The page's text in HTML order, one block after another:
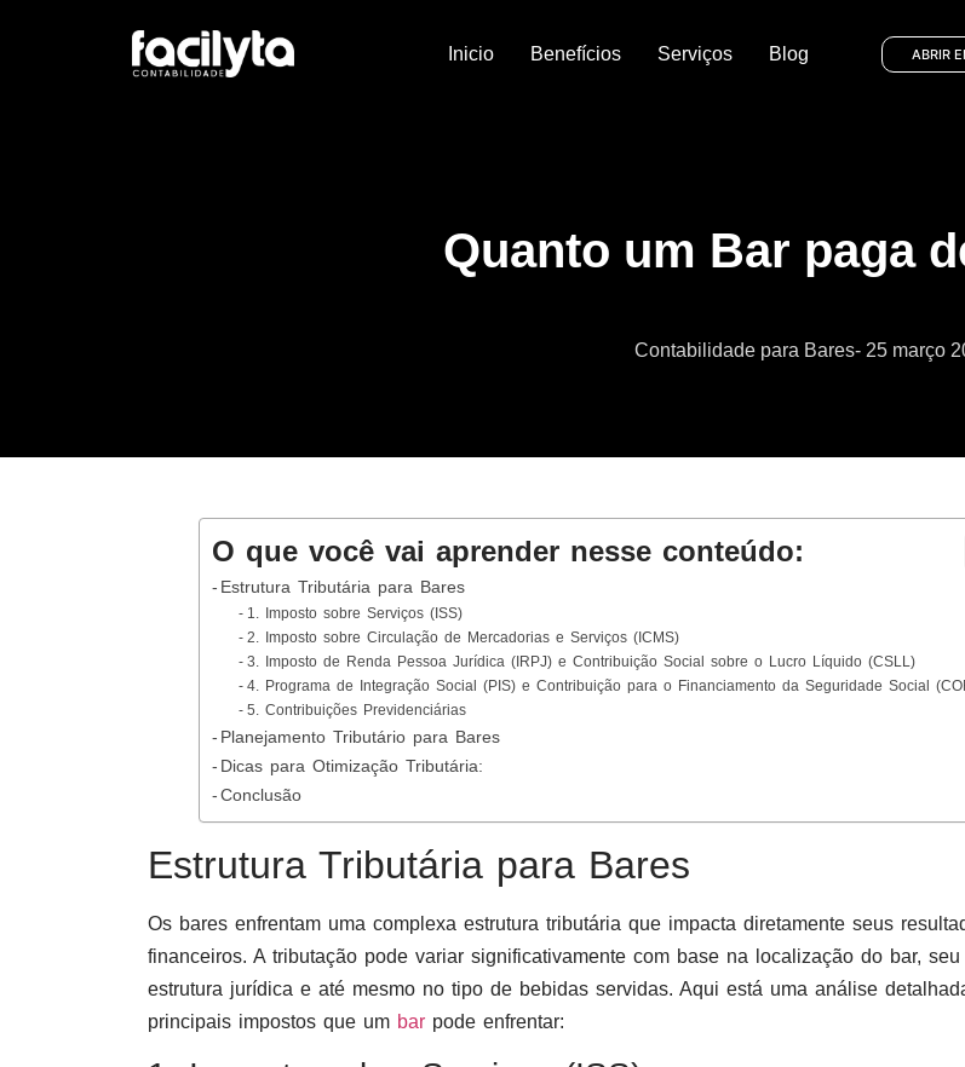
Inicio Benefícios Serviços Blog ABRIR
Quanto um Bar paga
Contabilidade para Bares- 25 março
O que você vai aprender nesse conteúdo:
Estrutura Tributária para Bares
1. Imposto sobre Serviços (ISS)
2. Imposto sobre Circulação de Mercadorias e Serviços (ICMS)
3. Imposto de Renda Pessoa Jurídica (IRPJ) e Contribuição Social sobre o Lucro Líquido (CSLL)
4. Programa de Integração Social (PIS) e Contribuição para o Financiamento da Seguridade Social
5. Contribuições Previdenciárias
Planejamento Tributário para Bares
Dicas para Otimização Tributária:
Conclusão
Estrutura Tributária para Bares
Os bares enfrentam uma complexa estrutura tributária que impacta diretamente seus
financeiros. A tributação pode variar significativamente com base na localização do bar, seu
estrutura jurídica e até mesmo no tipo de bebidas servidas. Aqui está uma análise
principais impostos que um bar pode enfrentar: